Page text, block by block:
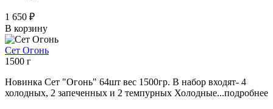
1 650 ₽
В корзину
Сет Огонь
1500 г
Новинка Сет "Огонь" 64шт вес 1500гр. В набор входят- 4
холодных, 2 запеченных и 2 темпурных Холодные...подробнее